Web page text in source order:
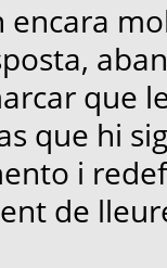
encara
que
que hi
i
de